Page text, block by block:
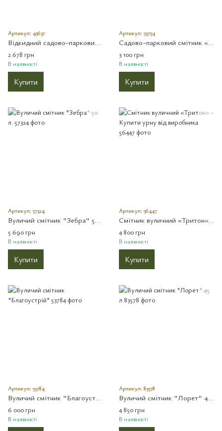
Артикул: 45637
Відкидний садово-парковий смітник «Стандарт» без попільнички
2 678 грн
В наявності
Купити
Артикул: 53754
Садово-парковий смітник «Еко» 50 л
3 100 грн
В наявності
Купити
Артикул: 57324
Вуличий смітник "Зебра" 50 л.
5 690 грн
В наявності
Купити
Артикул: 56447
Смітник вуличний «Тритон» - Купити урну від виробника
4 800 грн
В наявності
Купити
Артикул: 53784
Вуличий смітник "Благоустрій"
6 000 грн
В наявності
Артикул: 83578
Вуличий смітник "Лорет" 45 л
4 850 грн
В наявності